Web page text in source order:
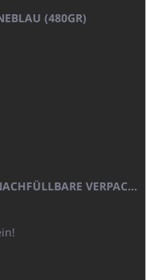
(480GR)
KÖRPERLOTION 1L OLIVIA THINKS (NACHFÜLLBARE VERPACKUNG)